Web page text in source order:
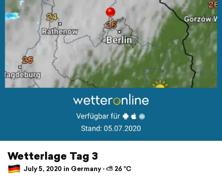
Wetterlage Tag 3
July 5, 2020 in Germany ⋅ ⛅ 26 °C